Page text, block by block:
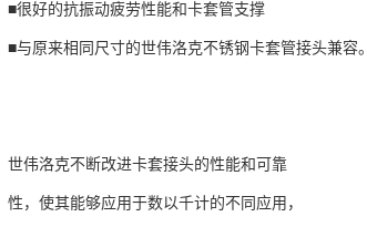
■很好的抗振动疲劳性能和卡套管支撑
■与原来相同尺寸的世伟洛克不锈钢卡套管接头兼容。
世伟洛克不断改进卡套接头的性能和可靠
性，使其能够应用于数以千计的不同应用，